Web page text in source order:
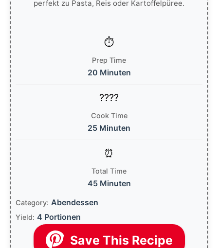
perfekt zu Pasta, Reis oder Kartoffelpüree.
Prep Time
20 Minuten
Cook Time
25 Minuten
Total Time
45 Minuten
Category: Abendessen
Yield: 4 Portionen
Save This Recipe